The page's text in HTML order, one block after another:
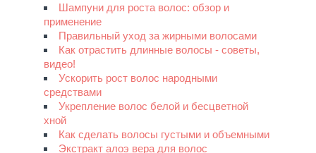
Шампуни для роста волос: обзор и
применение
Правильный уход за жирными волосами
Как отрастить длинные волосы - советы,
видео!
Ускорить рост волос народными
средствами
Укрепление волос белой и бесцветной
хной
Как сделать волосы густыми и объемными
Экстракт алоэ вера для волос